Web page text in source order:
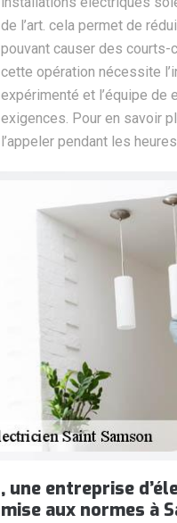
de l’art. cela permet de
pouvant causer des
cette opération nécessite
expérimenté et l’équipe de
exigences. Pour en savoir
l’appeler pendant les
, une entreprise
mise aux normes à